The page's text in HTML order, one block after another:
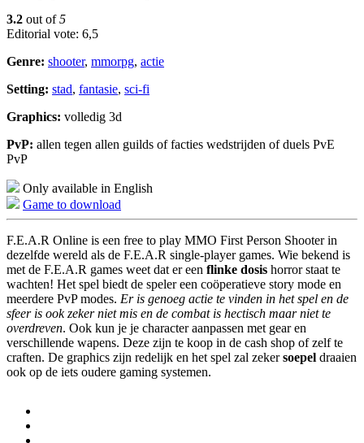
3.2 out of5
Editorial vote: 6,5
Genre: shooter, mmorpg, actie
Setting: stad, fantasie, sci-fi
Graphics: volledig 3d
PvP: allen tegen allen guilds of facties wedstrijden of duels PvE
PvP
Only available in English
Game to download
F.E.A.R Online is een free to play MMO First Person Shooter in
dezelfde wereld als de F.E.A.R single-player games. Wie bekend is
met de F.E.A.R games weet dat er een flinke dosis horror staat te
wachten! Het spel biedt de speler een coöperatieve story mode en
meerdere PvP modes. Er is genoeg actie te vinden in het spel en de
sfeer is ook zeker niet mis en de combat is hectisch maar niet te
overdreven. Ook kun je je character aanpassen met gear en
verschillende wapens. Deze zijn te koop in de cash shop of zelf te
craften. De graphics zijn redelijk en het spel zal zekersoepel draaien
ook op de iets oudere gaming systemen.